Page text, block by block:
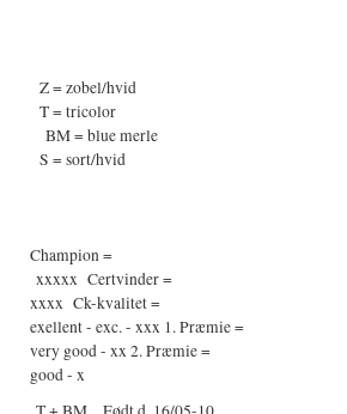
Z = zobel/hvid
T = tricolor
BM = blue merle
S = sort/hvid
Champion =
xxxxx Certvinder =
xxxx Ck-kvalitet =
exellent - exc. - xxx 1. Præmie =
very good - xx 2. Præmie =
good - x